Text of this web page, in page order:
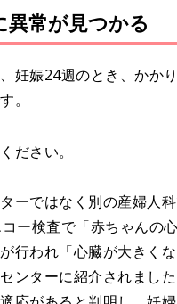
常が見つかる
妊娠24週のとき、かか
。
さい。
ーではなく別の産婦人
ー検査で「赤ちゃんの
行われ「心臓が大きく
ンターに紹介されました